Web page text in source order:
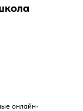
онлайн-